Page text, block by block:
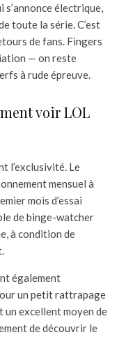
s’annonce électrique,
toute la série. C’est
de fans. Fingers
— on reste
à rude épreuve.
voir LOL
l’exclusivité. Le
mensuel à
mois d’essai
de binge-watcher
à condition de
également
un petit rattrapage
un excellent moyen de
de découvrir le